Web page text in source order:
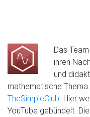
Das
ihren
und
mathematische
TheSimpleClub. Hier
YouTube gebündelt.